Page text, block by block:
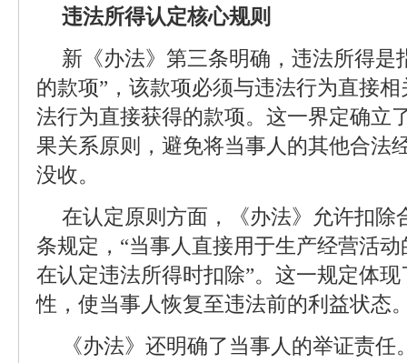
违法所得认定核心规则
新《办法》第三条明确，违法所得是
的款项”，该款项必须与违法行为直接
法行为直接获得的款项。这一界定确立
果关系原则，避免将当事人的其他合法
没收。
在认定原则方面，《办法》允许扣除
条规定，“当事人直接用于生产经营活
在认定违法所得时扣除”。这一规定体
性，使当事人恢复至违法前的利益状态
《办法》还明确了当事人的举证责